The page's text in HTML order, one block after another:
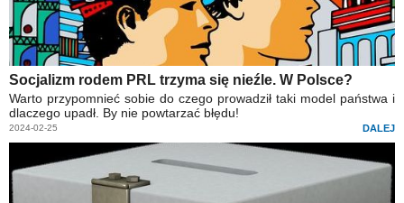
Socjalizm rodem PRL trzyma się nieźle. W Polsce?
Warto przypomnieć sobie do czego prowadził taki model państwa i
dlaczego upadł. By nie powtarzać błędu!
2024-02-25 DALEJ